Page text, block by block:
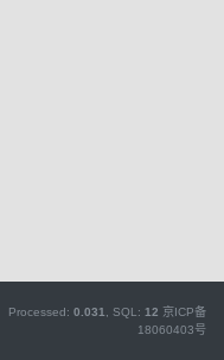
Processed: 0.031 , SQL: 12 京ICP备
18060403号